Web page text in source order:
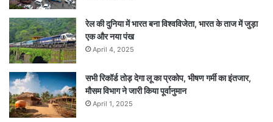
रेल की दुनिया में भारत बना विश्वविजेता, भारत के ताज में जुड़ा
एक और नया पंख
April 4, 2025
सभी रिकॉर्ड तोड़ देगा लू का प्रकोप, भीषण गर्मी का इंतजार,
मौसम विभाग ने जारी किया पूर्वानुमान
April 1, 2025